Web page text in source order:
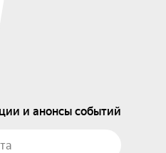
и анонсы событий